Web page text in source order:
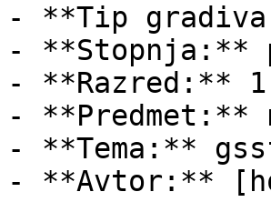
- **Tip
- **Stopnja:**
- **Razred:**
- **Predmet:**
- **Tema:**
- **Avtor:**